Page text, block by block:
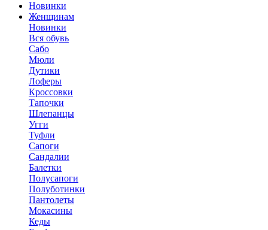
Новинки
Женщинам
Новинки
Вся обувь
Сабо
Мюли
Дутики
Лоферы
Кроссовки
Тапочки
Шлепанцы
Угги
Туфли
Сапоги
Сандалии
Балетки
Полусапоги
Полуботинки
Пантолеты
Мокасины
Кеды